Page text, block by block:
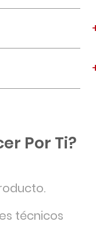
Por Ti?
técnicos